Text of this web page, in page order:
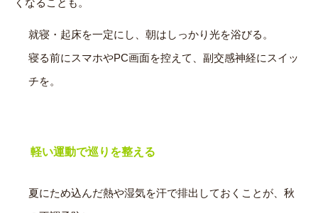
くなることも。
就寝・起床を一定にし、朝はしっかり光を浴びる。
寝る前にスマホやPC画面を控えて、副交感神経にスイッ
チを。
軽い運動で巡りを整える
夏にため込んだ熱や湿気を汗で排出しておくことが、秋